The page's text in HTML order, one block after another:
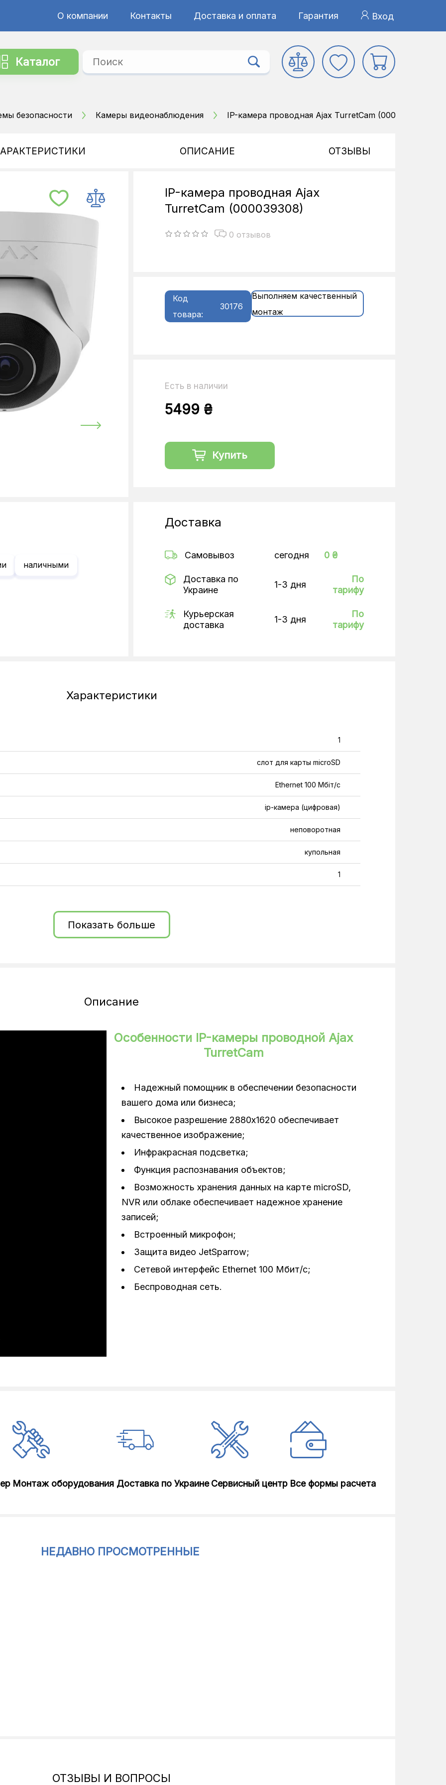
О компании Контакты Доставка и оплата Гарантия Вход
Каталог
безопасности Камеры видеонаблюдения IP-камера проводная Ajax TurretCam (000039308)
ОПИСАНИЕ ОТЗЫВЫ
наличными
IP-камера проводная Ajax
TurretCam (000039308)
0 отзывов
Код
товара:
30176
Выполняем качественный
монтаж
Есть в наличии
5499 ₴
Купить
Доставка
Самовывоз сегодня 0 ₴
Доставка по
Украине
1-3 дня
По
тарифу
Курьерская
доставка
1-3 дня
По
тарифу
Характеристики
1
слот для карты microSD
Ethernet 100 Мбіт/с
ip-камера (цифровая)
неповоротная
купольная
1
4
IP65
12В/1А
Показать больше
Описание
Особенности IP-камеры проводной Ajax
TurretCam
Надежный помощник в обеспечении безопасности
вашего дома или бизнеса;
Высокое разрешение 2880x1620 обеспечивает
качественное изображение;
Инфракрасная подсветка;
Функция распознавания объектов;
Возможность хранения данных на карте microSD,
NVR или облаке обеспечивает надежное хранение
записей;
Встроенный микрофон;
Защита видео JetSparrow;
Сетевой интерфейс Ethernet 100 Мбит/с;
Беспроводная сеть.
Монтаж оборудования Доставка по Украине Сервисный центр Все формы расчета
НЕДАВНО ПРОСМОТРЕННЫЕ
ОТЗЫВЫ И ВОПРОСЫ